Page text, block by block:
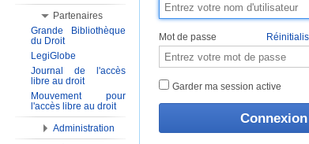
Mot de passe
Garder ma session active
Partenaires
Grande Bibliothèque
du Droit
LegiGlobe
Journal de l'accès
libre au droit
Mouvement pour
l'accès libre au droit
Administration